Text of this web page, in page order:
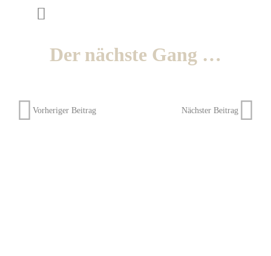
Der nächste Gang …
Vorheriger Beitrag Nächster Beitrag